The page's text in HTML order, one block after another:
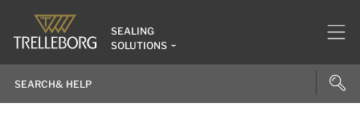
SEALING
SOLUTIONS